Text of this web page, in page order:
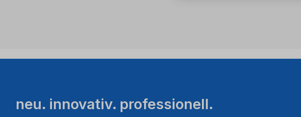
neu. innovativ. professionell.